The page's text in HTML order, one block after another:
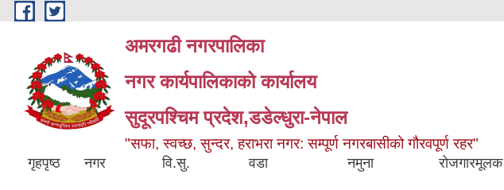
Skip to main content
अमरगढी नगरपालिका
नगर कार्यपालिकाको कार्यालय
सुदूरपश्चिम प्रदेश,डडेल्धुरा-नेपाल
"सफा, स्वच्छ, सुन्दर, हराभरा नगर: सम्पूर्ण नगरबासीको गौरवपूर्ण रहर"
गृहपृष्ठ नगर वि.सु. वडा नमुना रोजगारमूलक